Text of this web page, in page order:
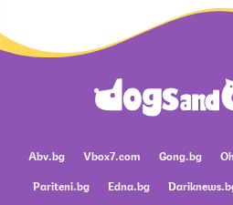
Abv.bg Vbox7.com Gong.bg
Pariteni.bg
Edna.bg